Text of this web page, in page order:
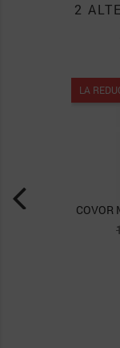
2
LA
COVOR